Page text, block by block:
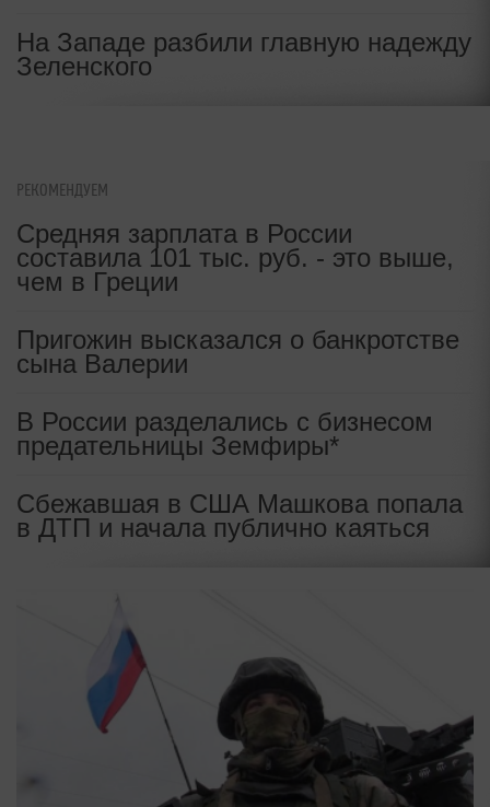
На Западе разбили главную надежду
Зеленского
РЕКОМЕНДУЕМ
Средняя зарплата в России
составила 101 тыс. руб. - это выше,
чем в Греции
Пригожин высказался о банкротстве
сына Валерии
В России разделались с бизнесом
предательницы Земфиры*
Сбежавшая в США Машкова попала
в ДТП и начала публично каяться